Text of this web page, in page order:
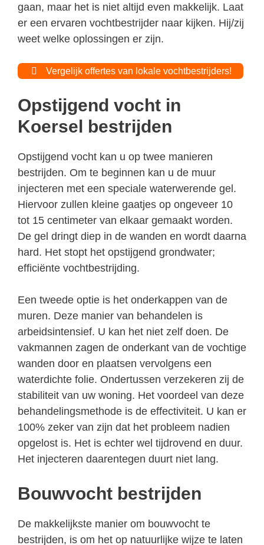
gaan, maar het is niet altijd even makkelijk. Laat
er een ervaren vochtbestrijder naar kijken. Hij/zij
weet welke oplossingen er zijn.
Vergelijk offertes van lokale vochtbestrijders!
Opstijgend vocht in
Koersel bestrijden
Opstijgend vocht kan u op twee manieren
bestrijden. Om te beginnen kan u de muur
injecteren met een speciale waterwerende gel.
Hiervoor zullen kleine gaatjes op ongeveer 10
tot 15 centimeter van elkaar gemaakt worden.
De gel dringt diep in de wanden en wordt daarna
hard. Het stopt het opstijgend grondwater;
efficiënte vochtbestrijding.
Een tweede optie is het onderkappen van de
muren. Deze manier van behandelen is
arbeidsintensief. U kan het niet zelf doen. De
vakmannen zagen de onderkant van de vochtige
wanden door en plaatsen vervolgens een
waterdichte folie. Ondertussen verzekeren zij de
stabiliteit van uw woning. Het voordeel van deze
behandelingsmethode is de effectiviteit. U kan er
100% zeker van zijn dat het probleem nadien
opgelost is. Het is echter wel tijdrovend en duur.
Het injecteren daarentegen duurt niet lang.
Bouwvocht bestrijden
De makkelijkste manier om bouwvocht te
bestrijden, is om het op natuurlijke wijze te laten